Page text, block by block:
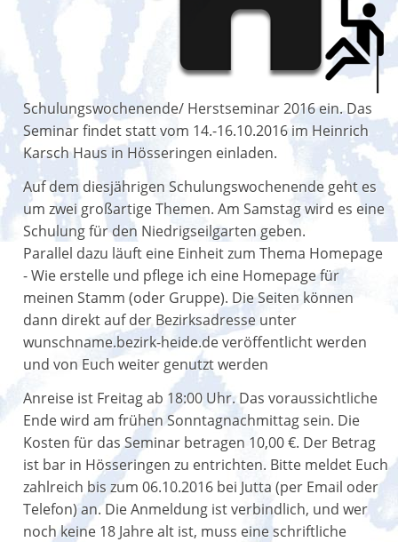
Schulungswochenende/ Herstseminar 2016 ein. Das
Seminar findet statt vom 14.-16.10.2016 im Heinrich
Karsch Haus in Hösseringen einladen.
Auf dem diesjährigen Schulungswochenende geht es
um zwei großartige Themen. Am Samstag wird es eine
Schulung für den Niedrigseilgarten geben.
Parallel dazu läuft eine Einheit zum Thema Homepage
- Wie erstelle und pflege ich eine Homepage für
meinen Stamm (oder Gruppe). Die Seiten können
dann direkt auf der Bezirksadresse unter
wunschname.bezirk-heide.de veröffentlicht werden
und von Euch weiter genutzt werden
Anreise ist Freitag ab 18:00 Uhr. Das voraussichtliche
Ende wird am frühen Sonntagnachmittag sein. Die
Kosten für das Seminar betragen 10,00 €. Der Betrag
ist bar in Hösseringen zu entrichten. Bitte meldet Euch
zahlreich bis zum 06.10.2016 bei Jutta (per Email oder
Telefon) an. Die Anmeldung ist verbindlich, und wer
noch keine 18 Jahre alt ist, muss eine schriftliche